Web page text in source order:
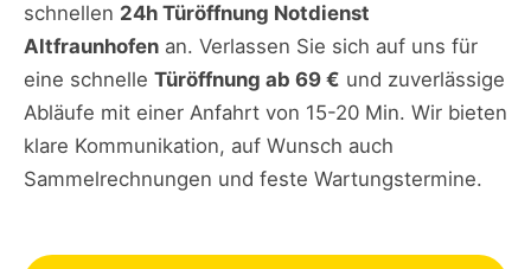
schnellen 24h Türöffnung Notdienst
Altfraunhofen an. Verlassen Sie sich auf uns für
eine schnelle Türöffnung ab 69 € und zuverlässige
Abläufe mit einer Anfahrt von 15-20 Min. Wir bieten
klare Kommunikation, auf Wunsch auch
Sammelrechnungen und feste Wartungstermine.